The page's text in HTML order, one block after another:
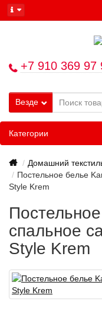
+7 910 369 97
Везде
Категории
Домашний
Постельное белье
Style Krem
спальное
Style Krem